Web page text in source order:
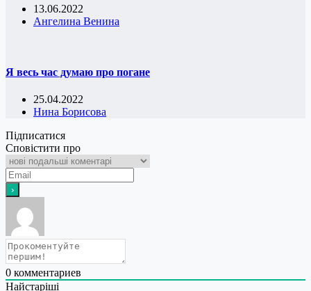
13.06.2022
Ангелина Венина
Я весь час думаю про погане
25.04.2022
Нина Борисова
Підписатися
Сповістити про
0 комментариев
Найстаріші